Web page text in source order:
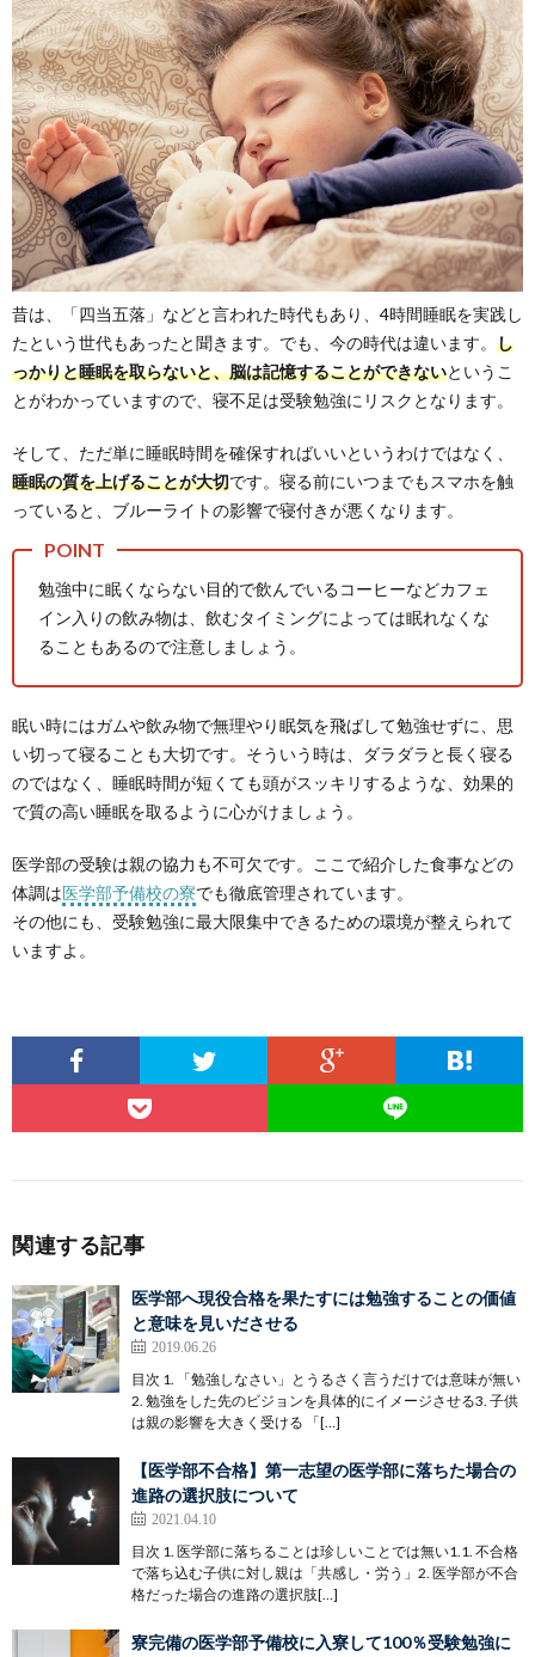
昔は、「四当五落」などと言われた時代もあり、4時間睡眠を実践し
たという世代もあったと聞きます。でも、今の時代は違います。 し
っかりと睡眠を取らないと、脳は記憶することができないというこ
とがわかっていますので、寝不足は受験勉強にリスクとなります。
そして、ただ単に睡眠時間を確保すればいいというわけではなく、
睡眠の質を上げることが大切です。寝る前にいつまでもスマホを触
っていると、ブルーライトの影響で寝付きが悪くなります。
勉強中に眠くならない目的で飲んでいるコーヒーなどカフェ
イン入りの飲み物は、飲むタイミングによっては眠れなくな
ることもあるので注意しましょう。
眠い時にはガムや飲み物で無理やり眠気を飛ばして勉強せずに、思
い切って寝ることも大切です。そういう時は、ダラダラと長く寝る
のではなく、睡眠時間が短くても頭がスッキリするような、効果的
で質の高い睡眠を取るように心がけましょう。
医学部の受験は親の協力も不可欠です。ここで紹介した食事などの
体調は医学部予備校の寮でも徹底管理されています。
その他にも、受験勉強に最大限集中できるための環境が整えられて
いますよ。
関連する記事
医学部へ現役合格を果たすには勉強することの価値
と意味を見いださせる
2019.06.26
目次 1. 「勉強しなさい」とうるさく言うだけでは意味が無い
2. 勉強をした先のビジョンを具体的にイメージさせる3. 子供
は親の影響を大きく受ける 「[…]
【医学部不合格】第一志望の医学部に落ちた場合の
進路の選択肢について
2021.04.10
目次 1. 医学部に落ちることは珍しいことでは無い1.1. 不合格
で落ち込む子供に対し親は「共感し・労う」2. 医学部が不合
格だった場合の進路の選択肢[…]
寮完備の医学部予備校に入寮して100％受験勉強に